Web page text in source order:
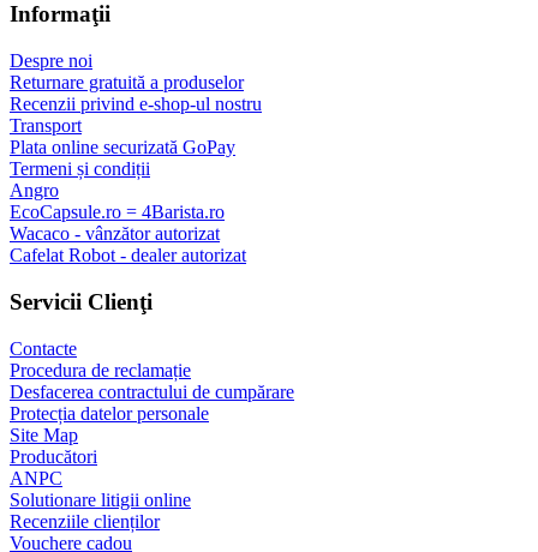
Informaţii
Despre noi
Returnare gratuită a produselor
Recenzii privind e-shop-ul nostru
Transport
Plata online securizată GoPay
Termeni și condiții
Angro
EcoCapsule.ro = 4Barista.ro
Wacaco - vânzător autorizat
Cafelat Robot - dealer autorizat
Servicii Clienţi
Contacte
Procedura de reclamație
Desfacerea contractului de cumpărare
Protecția datelor personale
Site Map
Producători
ANPC
Solutionare litigii online
Recenziile clienților
Vouchere cadou